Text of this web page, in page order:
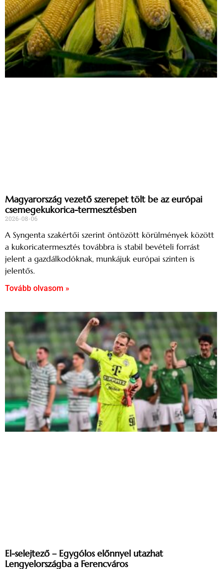
Magyarország vezető szerepet tölt be az európai
csemegekukorica-termesztésben
2026-08-06
A Syngenta szakértői szerint öntözött körülmények között
a kukoricatermesztés továbbra is stabil bevételi forrást
jelent a gazdálkodóknak, munkájuk európai szinten is
jelentős.
Tovább olvasom »
El-selejtező – Egygólos előnnyel utazhat
Lengyelországba a Ferencváros